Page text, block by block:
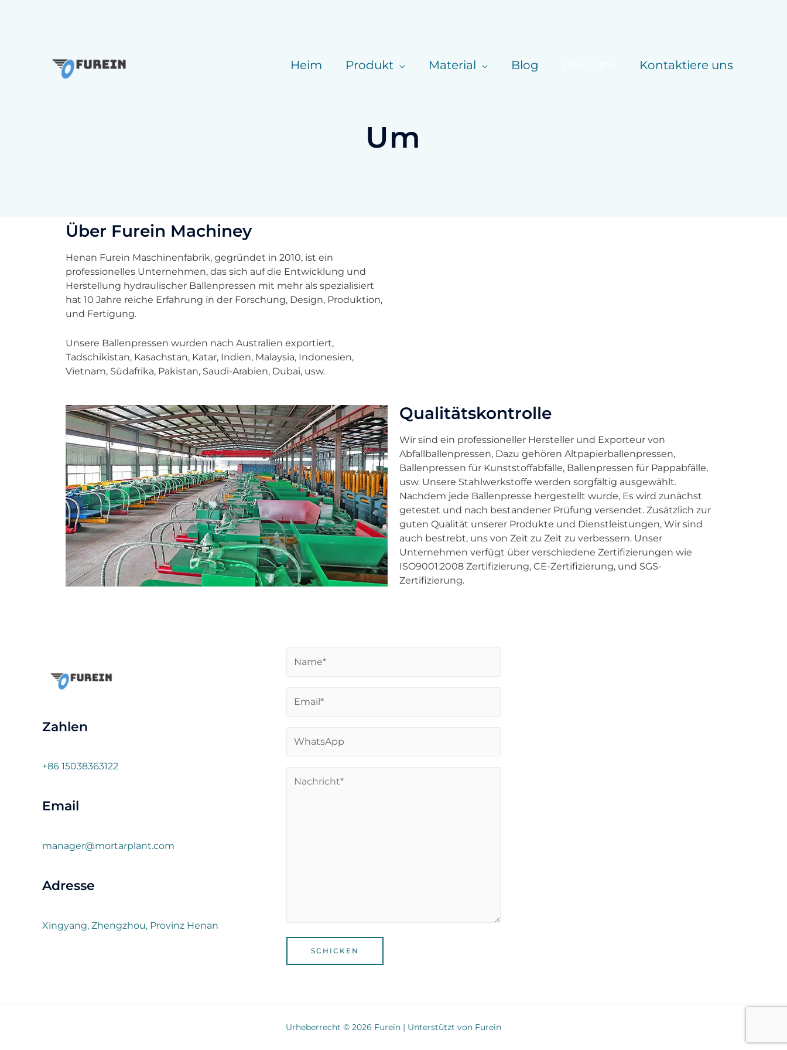
Heim Produkt Material Blog Kontaktiere uns
Um
Über Furein Machiney
Henan Furein Maschinenfabrik, gegründet in 2010, ist ein
professionelles Unternehmen, das sich auf die Entwicklung und
Herstellung hydraulischer Ballenpressen mit mehr als spezialisiert
hat 10 Jahre reiche Erfahrung in der Forschung, Design, Produktion,
und Fertigung.
Unsere Ballenpressen wurden nach Australien exportiert,
Tadschikistan, Kasachstan, Katar, Indien, Malaysia, Indonesien,
Vietnam, Südafrika, Pakistan, Saudi-Arabien, Dubai, usw.
Qualitätskontrolle
Wir sind ein professioneller Hersteller und Exporteur von
Abfallballenpressen, Dazu gehören Altpapierballenpressen,
Ballenpressen für Kunststoffabfälle, Ballenpressen für Pappabfälle,
usw. Unsere Stahlwerkstoffe werden sorgfältig ausgewählt.
Nachdem jede Ballenpresse hergestellt wurde, Es wird zunächst
getestet und nach bestandener Prüfung versendet. Zusätzlich zur
guten Qualität unserer Produkte und Dienstleistungen, Wir sind
auch bestrebt, uns von Zeit zu Zeit zu verbessern. Unser
Unternehmen verfügt über verschiedene Zertifizierungen wie
ISO9001:2008 Zertifizierung, CE-Zertifizierung, und SGS-
Zertifizierung.
Zahlen
+86 15038363122
Email
manager@mortarplant.com
Adresse
Xingyang, Zhengzhou, Provinz Henan
Urheberrecht © 2026 Furein | Unterstützt von Furein